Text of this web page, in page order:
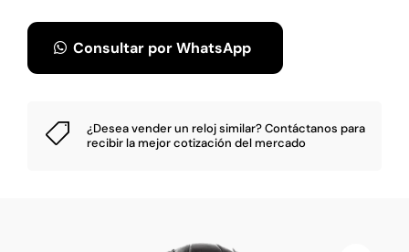
Consultar por WhatsApp
 ¿Desea vender un reloj similar?Contáctanos para
recibir la mejor cotización del mercado